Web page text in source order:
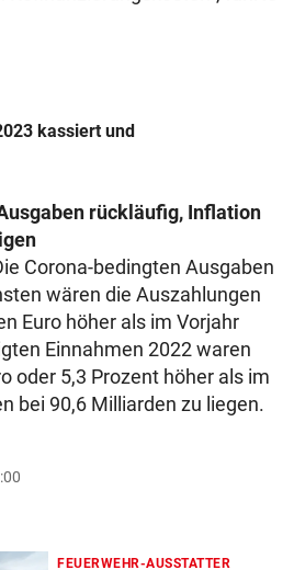
kassiert und
rückläufig, Inflation
Corona-bedingten Ausgaben
wären die Auszahlungen
Euro höher als im Vorjahr
Einnahmen 2022 waren
oder 5,3 Prozent höher als im
bei 90,6 Milliarden zu liegen.
FEUERWEHR-AUSSTATTER